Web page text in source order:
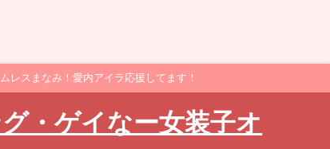
レスまなみ！愛内アイラ応援してます！
・ゲイなー女装子オ